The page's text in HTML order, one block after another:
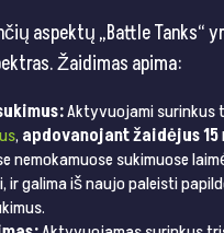
aspektų „Battle Tanks“
Žaidimas apima:
Aktyvuojami surinkus
,apdovanojant žaidėjus 15
nemokamuose sukimuose
ir galima iš naujo paleisti